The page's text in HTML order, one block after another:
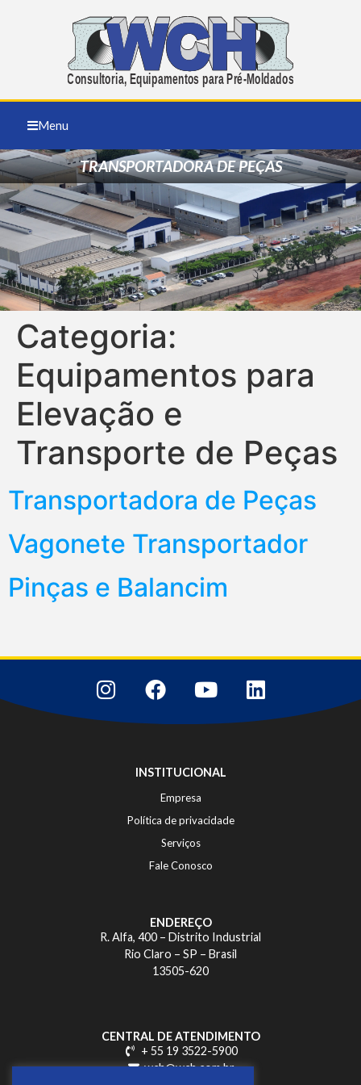
Menu
TRANSPORTADORA DE PEÇAS
Categoria:
Equipamentos para
Elevação e
Transporte de Peças
Transportadora de Peças
Vagonete Transportador
Pinças e Balancim
INSTITUCIONAL
Empresa
Política de privacidade
Serviços
Fale Conosco
ENDEREÇO
R. Alfa, 400 – Distrito Industrial
Rio Claro – SP – Brasil
13505-620
CENTRAL DE ATENDIMENTO
+ 55 19 3522-5900
wch@wch.com.br